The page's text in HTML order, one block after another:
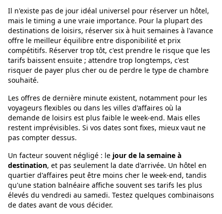
Il n'existe pas de jour idéal universel pour réserver un hôtel,
mais le timing a une vraie importance. Pour la plupart des
destinations de loisirs, réserver six à huit semaines à l'avance
offre le meilleur équilibre entre disponibilité et prix
compétitifs. Réserver trop tôt, c'est prendre le risque que les
tarifs baissent ensuite ; attendre trop longtemps, c'est
risquer de payer plus cher ou de perdre le type de chambre
souhaité.
Les offres de dernière minute existent, notamment pour les
voyageurs flexibles ou dans les villes d'affaires où la
demande de loisirs est plus faible le week-end. Mais elles
restent imprévisibles. Si vos dates sont fixes, mieux vaut ne
pas compter dessus.
Un facteur souvent négligé : le jour de la semaine à
destination, et pas seulement la date d'arrivée. Un hôtel en
quartier d'affaires peut être moins cher le week-end, tandis
qu'une station balnéaire affiche souvent ses tarifs les plus
élevés du vendredi au samedi. Testez quelques combinaisons
de dates avant de vous décider.